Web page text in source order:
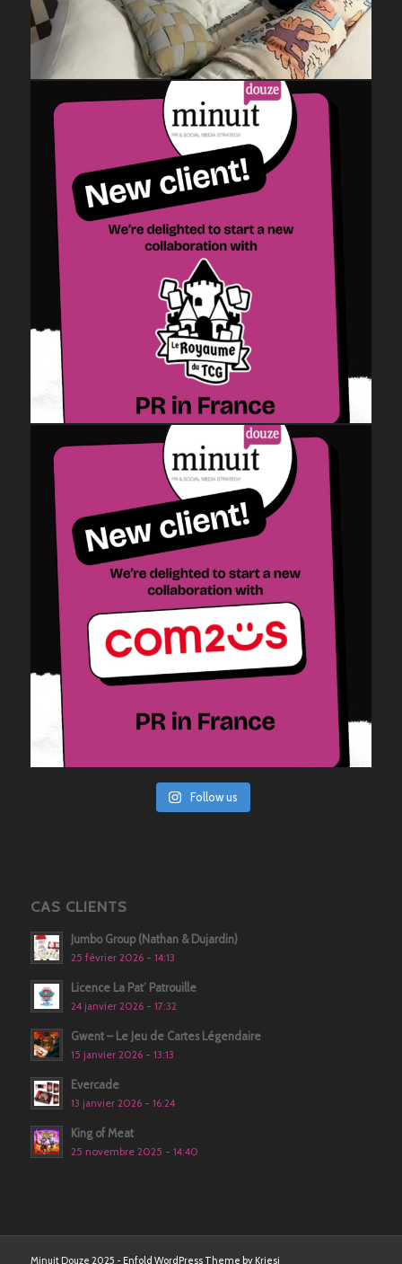
Follow us
CAS CLIENTS
Jumbo Group (Nathan & Dujardin)
25 février 2026 - 14:13
Licence La Pat’ Patrouille
24 janvier 2026 - 17:32
Gwent – Le Jeu de Cartes Légendaire
15 janvier 2026 - 13:13
Evercade
13 janvier 2026 - 16:24
King of Meat
25 novembre 2025 - 14:40
Minuit Douze 2025 - Enfold WordPress Theme by Kriesi